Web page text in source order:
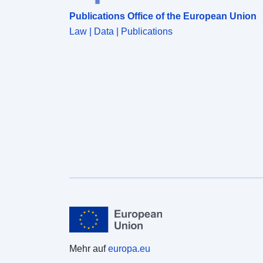
Bereiche, in denen das Risiko untersucht wurde und
Null ist. Diese Bereiche sind nicht in der
Publications Office of the European Union
Law | Data | Publications
Mehr aufeuropa.eu